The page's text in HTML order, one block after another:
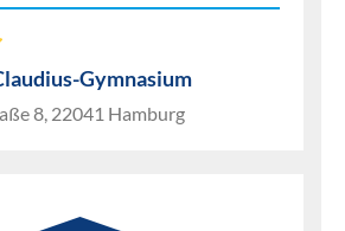
Gymnasium
8, 22041 Hamburg